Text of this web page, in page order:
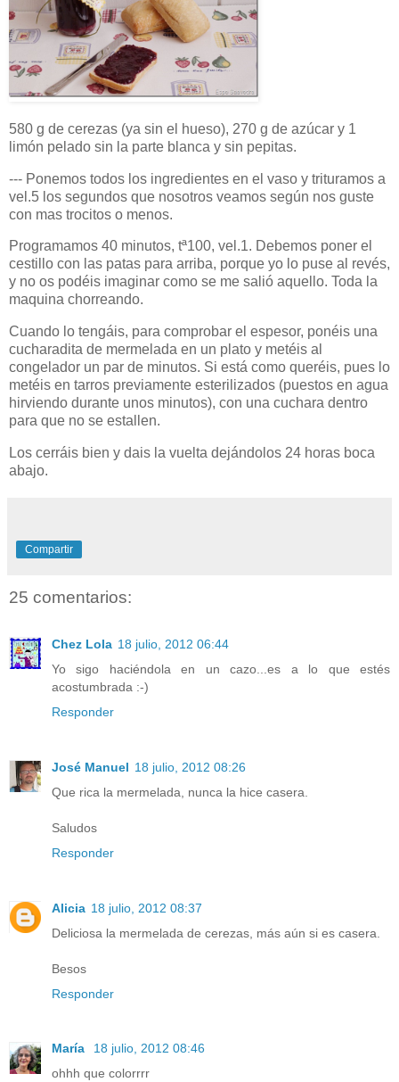
580 g de cerezas (ya sin el hueso), 270 g de azúcar y 1
limón pelado sin la parte blanca y sin pepitas.
--- Ponemos todos los ingredientes en el vaso y trituramos a
vel.5 los segundos que nosotros veamos según nos guste
con mas trocitos o menos.
Programamos 40 minutos, tª100, vel.1. Debemos poner el
cestillo con las patas para arriba, porque yo lo puse al revés,
y no os podéis imaginar como se me salió aquello. Toda la
maquina chorreando.
Cuando lo tengáis, para comprobar el espesor, ponéis una
cucharadita de mermelada en un plato y metéis al
congelador un par de minutos. Si está como queréis, pues lo
metéis en tarros previamente esterilizados (puestos en agua
hirviendo durante unos minutos), con una cuchara dentro
para que no se estallen.
Los cerráis bien y dais la vuelta dejándolos 24 horas boca
abajo.
Compartir
25 comentarios:
Chez Lola 18 julio, 2012 06:44
Yo sigo haciéndola en un cazo...es a lo que estés
acostumbrada :-)
Responder
José Manuel 18 julio, 2012 08:26
Que rica la mermelada, nunca la hice casera.
Saludos
Responder
Alicia 18 julio, 2012 08:37
Deliciosa la mermelada de cerezas, más aún si es casera.
Besos
Responder
María
18 julio, 2012 08:46
ohhh que colorrrr